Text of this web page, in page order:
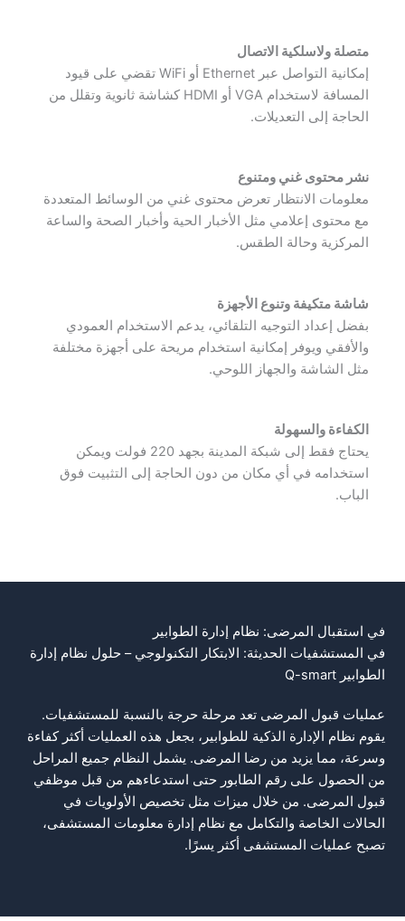
متصلة ولاسلكية الاتصال
إمكانية التواصل عبر Ethernet أو WiFi تقضي على قيود
المسافة لاستخدام VGA أو HDMI كشاشة ثانوية وتقلل من
الحاجة إلى التعديلات.
نشر محتوى غني ومتنوع
معلومات الانتظار تعرض محتوى غني من الوسائط المتعددة
مع محتوى إعلامي مثل الأخبار الحية وأخبار الصحة والساعة
المركزية وحالة الطقس.
شاشة متكيفة وتنوع الأجهزة
بفضل إعداد التوجيه التلقائي، يدعم الاستخدام العمودي
والأفقي ويوفر إمكانية استخدام مريحة على أجهزة مختلفة
مثل الشاشة والجهاز اللوحي.
الكفاءة والسهولة
يحتاج فقط إلى شبكة المدينة بجهد 220 فولت ويمكن
استخدامه في أي مكان من دون الحاجة إلى التثبيت فوق
الباب.
في استقبال المرضى: نظام إدارة الطوابير
في المستشفيات الحديثة: الابتكار التكنولوجي – حلول نظام إدارة
الطوابير Q-smart
عمليات قبول المرضى تعد مرحلة حرجة بالنسبة للمستشفيات.
يقوم نظام الإدارة الذكية للطوابير، بجعل هذه العمليات أكثر كفاءة
وسرعة، مما يزيد من رضا المرضى. يشمل النظام جميع المراحل
من الحصول على رقم الطابور حتى استدعاءهم من قبل موظفي
قبول المرضى. من خلال ميزات مثل تخصيص الأولويات في
الحالات الخاصة والتكامل مع نظام إدارة معلومات المستشفى،
تصبح عمليات المستشفى أكثر يسرًا.